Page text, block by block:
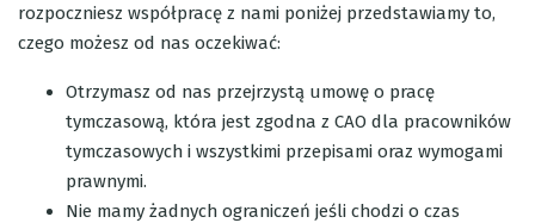
rozpoczniesz współpracę z nami poniżej przedstawiamy to,
czego możesz od nas oczekiwać:
Otrzymasz od nas przejrzystą umowę o pracę
tymczasową, która jest zgodna z CAO dla pracowników
tymczasowych i wszystkimi przepisami oraz wymogami
prawnymi.
Nie mamy żadnych ograniczeń jeśli chodzi o czas